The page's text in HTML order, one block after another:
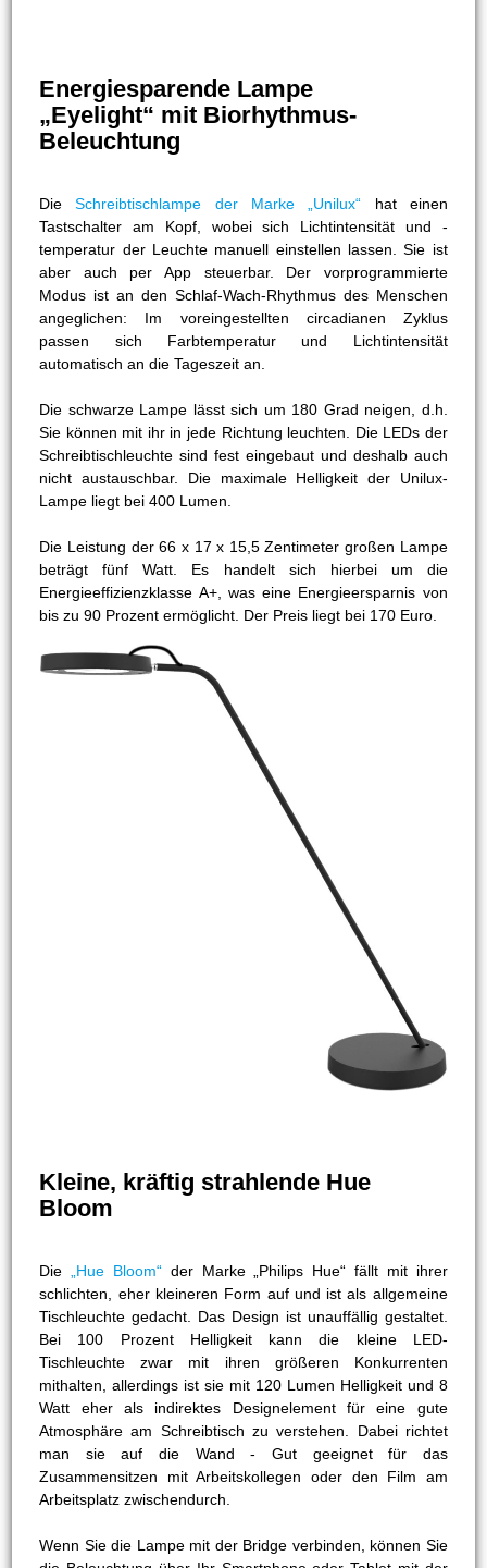
Energiesparende Lampe
„Eyelight“ mit Biorhythmus-
Beleuchtung
DieSchreibtischlampe der Marke „Unilux“ hat einen
Tastschalter am Kopf, wobei sich Lichtintensität und -
temperatur der Leuchte manuell einstellen lassen. Sie ist
aber auch per App steuerbar. Der vorprogrammierte
Modus ist an den Schlaf-Wach-Rhythmus des Menschen
angeglichen: Im voreingestellten circadianen Zyklus
passen sich Farbtemperatur und Lichtintensität
automatisch an die Tageszeit an.
Die schwarze Lampe lässt sich um 180 Grad neigen, d.h.
Sie können mit ihr in jede Richtung leuchten. Die LEDs der
Schreibtischleuchte sind fest eingebaut und deshalb auch
nicht austauschbar. Die maximale Helligkeit der Unilux-
Lampe liegt bei 400 Lumen.
Die Leistung der 66 x 17 x 15,5 Zentimeter großen Lampe
beträgt fünf Watt. Es handelt sich hierbei um die
Energieeffizienzklasse A+, was eine Energieersparnis von
bis zu 90 Prozent ermöglicht. Der Preis liegt bei 170 Euro.
Kleine, kräftig strahlende Hue
Bloom
Die „Hue Bloom“der Marke „Philips Hue“ fällt mit ihrer
schlichten, eher kleineren Form auf und ist als allgemeine
Tischleuchte gedacht. Das Design ist unauffällig gestaltet.
Bei 100 Prozent Helligkeit kann die kleine LED-
Tischleuchte zwar mit ihren größeren Konkurrenten
mithalten, allerdings ist sie mit 120 Lumen Helligkeit und 8
Watt eher als indirektes Designelement für eine gute
Atmosphäre am Schreibtisch zu verstehen. Dabei richtet
man sie auf die Wand - Gut geeignet für das
Zusammensitzen mit Arbeitskollegen oder den Film am
Arbeitsplatz zwischendurch.
Wenn Sie die Lampe mit der Bridge verbinden, können Sie